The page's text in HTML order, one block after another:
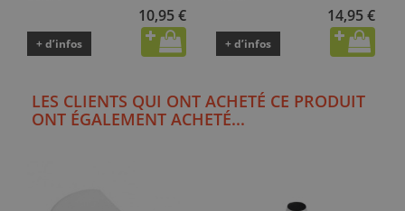
10,95 €
+ d’infos
14,95 €
+ d’infos
LES CLIENTS QUI ONT ACHETÉ CE PRODUIT
ONT ÉGALEMENT ACHETÉ...